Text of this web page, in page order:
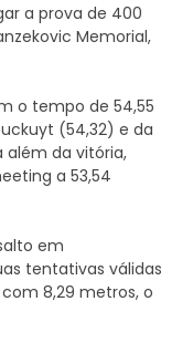
a prova de 400
Memorial,
o tempo de 54,55
(54,32) e da
além da vitória,
a 53,54
em
tentativas válidas
8,29 metros, o